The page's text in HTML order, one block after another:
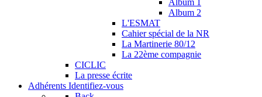
Album 1
Album 2
L'ESMAT
Cahier spécial de la NR
La Martinerie 80/12
La 22ème compagnie
CICLIC
La presse écrite
Adhérents Identifiez-vous